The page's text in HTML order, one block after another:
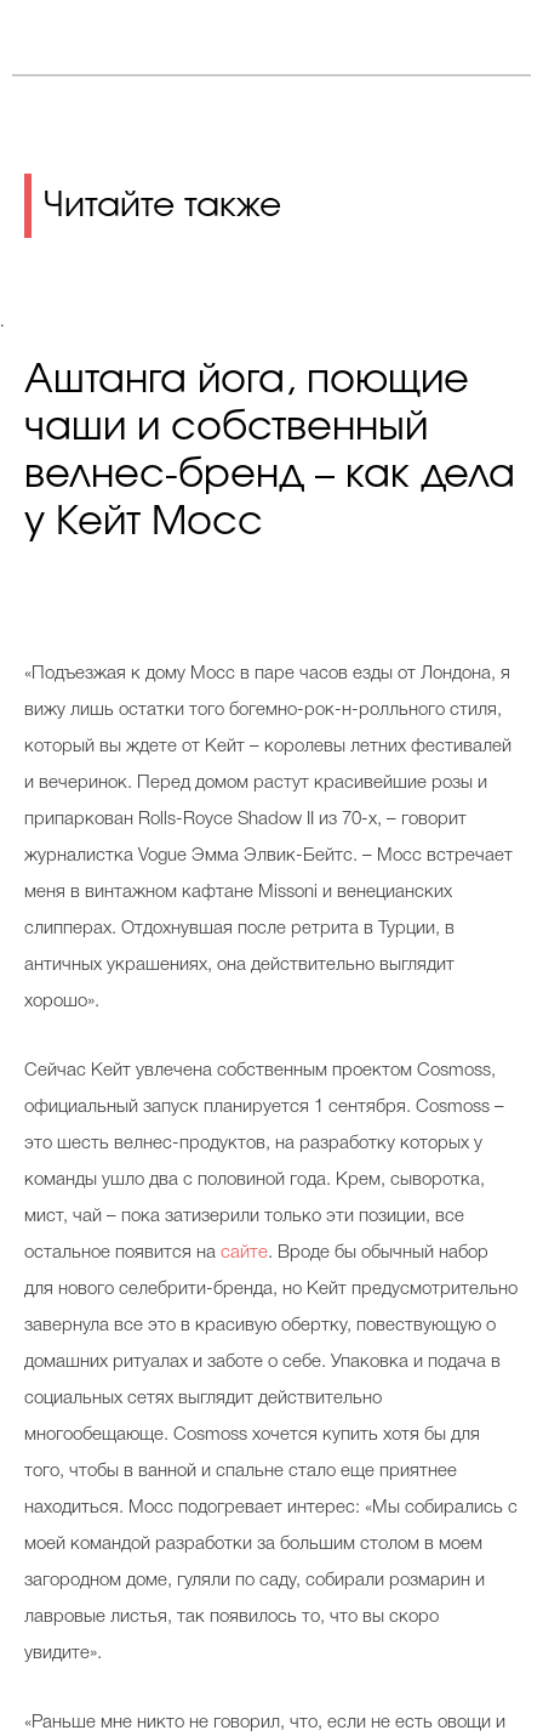
Читайте также
.
Аштанга йога, поющие
чаши и собственный
велнес-бренд – как дела
у Кейт Мосс
«Подъезжая к дому Мосс в паре часов езды от Лондона, я
вижу лишь остатки того богемно-рок-н-ролльного стиля,
который вы ждете от Кейт – королевы летних фестивалей
и вечеринок. Перед домом растут красивейшие розы и
припаркован Rolls-Royce Shadow II из 70-х, – говорит
журналистка Vogue Эмма Элвик-Бейтс. – Мосс встречает
меня в винтажном кафтане Missoni и венецианских
слипперах. Отдохнувшая после ретрита в Турции, в
античных украшениях, она действительно выглядит
хорошо».
Сейчас Кейт увлечена собственным проектом Cosmoss,
официальный запуск планируется 1 сентября. Cosmoss –
это шесть велнес-продуктов, на разработку которых у
команды ушло два с половиной года. Крем, сыворотка,
мист, чай – пока затизерили только эти позиции, все
остальное появится на сайте. Вроде бы обычный набор
для нового селебрити-бренда, но Кейт предусмотрительно
завернула все это в красивую обертку, повествующую о
домашних ритуалах и заботе о себе. Упаковка и подача в
социальных сетях выглядит действительно
многообещающе. Cosmoss хочется купить хотя бы для
того, чтобы в ванной и спальне стало еще приятнее
находиться. Мосс подогревает интерес: «Мы собирались с
моей командой разработки за большим столом в моем
загородном доме, гуляли по саду, собирали розмарин и
лавровые листья, так появилось то, что вы скоро
увидите».
«Раньше мне никто не говорил, что, если не есть овощи и